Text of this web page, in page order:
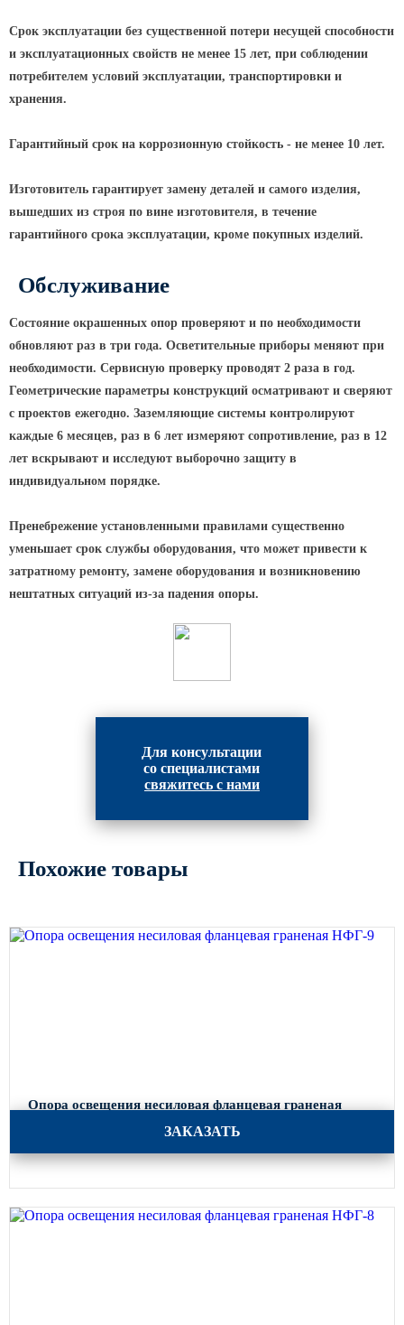
Парковые опоры
Парковые опоры декоративные
Торшерные опоры освещения
Светильник уличный
светодиодный консольный
Уличные торшерные светильники
Парковые прожекторы
Архитектурная подсветка
ограждений
Светильники специального
Уличные фонари 6 метров
Уличные фонари 3 метра
Уличные фонари 1 метр
Антивандальные светильники и
МАФ (МАЛЫЕ АРХИТЕКТУРНЫЕ ФОРМЫ)
Срок эксплуатации без существенной потери несущей способности
и эксплуатационных свойств не менее 15 лет, при соблюдении
потребителем условий эксплуатации, транспортировки и
хранения.
Гарантийный срок на коррозионную стойкость - не менее 10 лет.
Изготовитель гарантирует замену деталей и самого изделия,
вышедших из строя по вине изготовителя, в течение
гарантийного срока эксплуатации, кроме покупных изделий.
Обслуживание
Состояние окрашенных опор проверяют и по необходимости
обновляют раз в три года. Осветительные приборы меняют при
необходимости. Сервисную проверку проводят 2 раза в год.
Геометрические параметры конструкций осматривают и сверяют
с проектов ежегодно. Заземляющие системы контролируют
каждые 6 месяцев, раз в 6 лет измеряют сопротивление, раз в 12
лет вскрывают и исследуют выборочно защиту в
индивидуальном порядке.
Пренебрежение установленными правилами существенно
уменьшает срок службы оборудования, что может привести к
затратному ремонту, замене оборудования и возникновению
нештатных ситуаций из-за падения опоры.
Для консультации
со специалистами
свяжитесь с нами
Похожие товары
Опора освещения несиловая фланцевая граненая
ЗАКАЗАТЬ